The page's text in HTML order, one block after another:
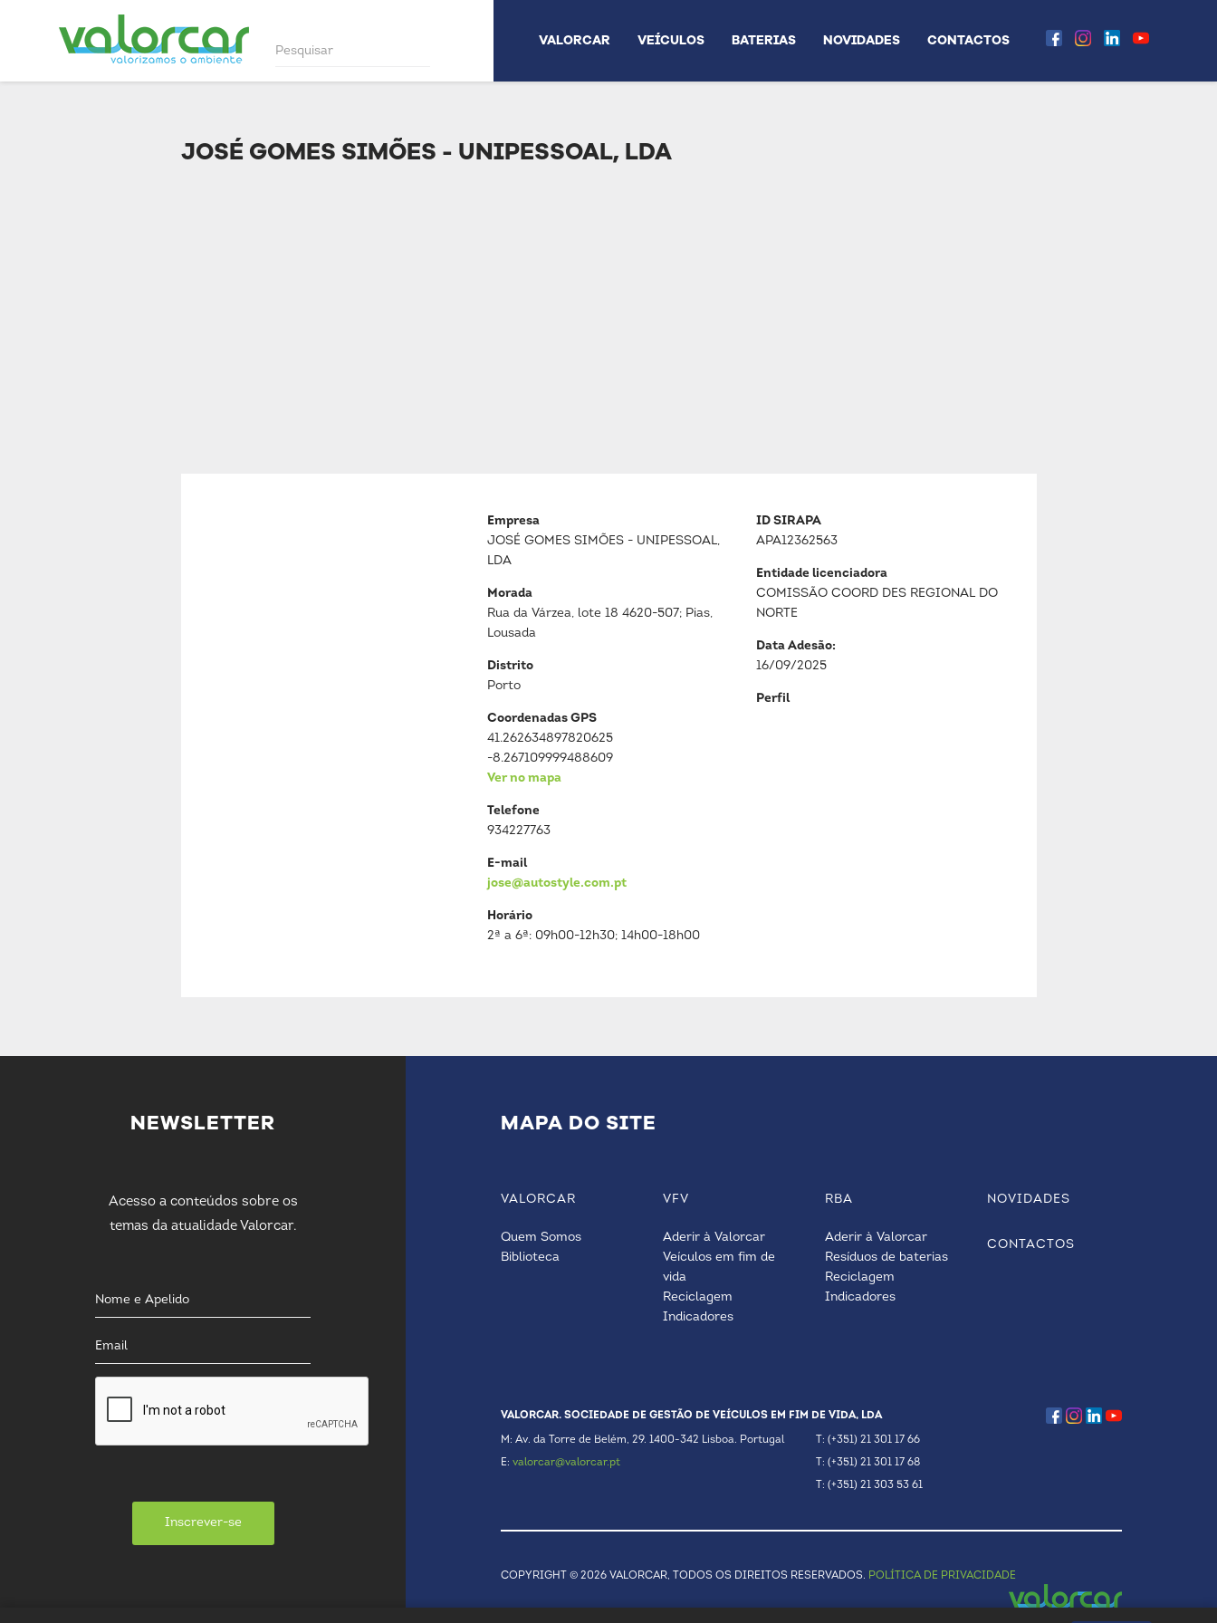
VALORCAR VEÍCULOS BATERIAS NOVIDADES CONTACTOS
JOSÉ GOMES SIMÕES - UNIPESSOAL, LDA
Empresa
JOSÉ GOMES SIMÕES - UNIPESSOAL,
LDA
Morada
Rua da Várzea, lote 18 4620-507; Pias,
Lousada
Distrito
Porto
Coordenadas GPS
41.262634897820625
-8.267109999488609
Ver no mapa
Telefone
934227763
E-mail
jose@autostyle.com.pt
Horário
2ª a 6ª: 09h00-12h30; 14h00-18h00
ID SIRAPA
APA12362563
Entidade licenciadora
COMISSÃO COORD DES REGIONAL DO
NORTE
Data Adesão:
16/09/2025
Perfil
NEWSLETTER
Acesso a conteúdos sobre os
temas da atualidade Valorcar.
Inscrever-se
MAPA DO SITE
VALORCAR
Quem Somos
Biblioteca
VFV
Aderir à Valorcar
Veículos em fim de
vida
Reciclagem
Indicadores
RBA
Aderir à Valorcar
Resíduos de baterias
Reciclagem
Indicadores
NOVIDADES
CONTACTOS
VALORCAR. SOCIEDADE DE GESTÃO DE VEÍCULOS EM FIM DE VIDA, LDA
M: Av. da Torre de Belém, 29. 1400-342 Lisboa. Portugal
E: valorcar@valorcar.pt
T: (+351) 21 301 17 66
T: (+351) 21 301 17 68
T: (+351) 21 303 53 61
COPYRIGHT © 2026 VALORCAR, TODOS OS DIREITOS RESERVADOS. POLÍTICA DE PRIVACIDADE